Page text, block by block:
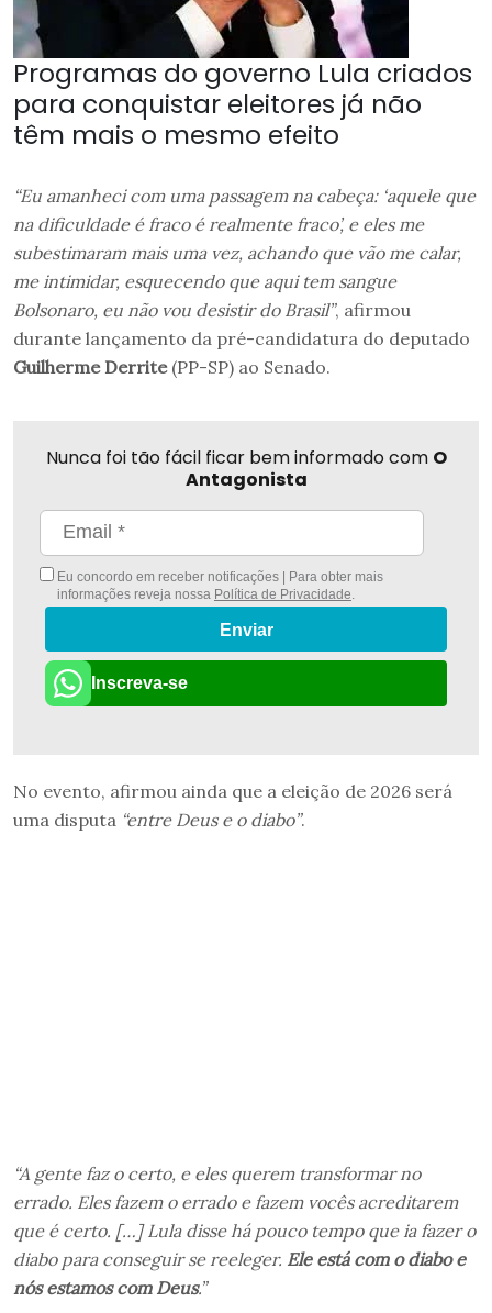
Programas do governo Lula criados
para conquistar eleitores já não
têm mais o mesmo efeito
“Eu amanheci com uma passagem na cabeça: ‘aquele que
na dificuldade é fraco é realmente fraco’, e eles me
subestimaram mais uma vez, achando que vão me calar,
me intimidar, esquecendo que aqui tem sangue
Bolsonaro, eu não vou desistir do Brasil”, afirmou
durante lançamento da pré-candidatura do deputado
Guilherme Derrite(PP-SP) ao Senado.
Nunca foi tão fácil ficar bem informado com O
Antagonista
Eu concordo em receber notificações | Para obter mais
informações reveja nossa Política de Privacidade.
Enviar
Inscreva-se
No evento, afirmou ainda que a eleição de 2026 será
uma disputa “entre Deus e o diabo”.
“A gente faz o certo, e eles querem transformar no
errado. Eles fazem o errado e fazem vocês acreditarem
que é certo. […] Lula disse há pouco tempo que ia fazer o
diabo para conseguir se reeleger. Ele está com o diabo e
nós estamos com Deus.”